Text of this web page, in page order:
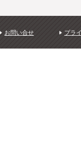
お問い合せ プラ